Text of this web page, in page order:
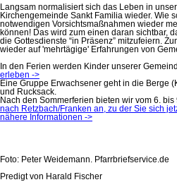
Langsam normalisiert sich das Leben in
Kirchengemeinde Sankt Familia wieder. Wie
notwendigen Vorsichtsmaßnahmen wieder
können! Das wird zum einen daran sichtbar,
die Gottesdienste “in Präsenz” mitzufeiern.
wieder auf 'mehrtägige' Erfahrungen von
In den Ferien werden Kinder unserer
erleben ->
Eine Gruppe Erwachsener geht in die Berge
und Rucksack.
Nach den Sommerferien bieten wir vom 6.
nach Retzbach/Franken an, zu der Sie sich
nähere Informationen ->
Foto: Peter Weidemann. Pfarrbriefservice.de
Predigt von Harald Fischer